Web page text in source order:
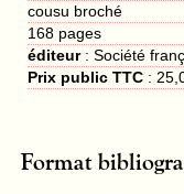
cousu broché
168 pages
éditeur:Société
Prix public TTC :
Format